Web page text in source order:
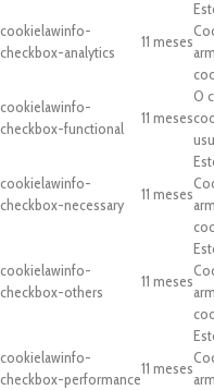
cookielawinfo-
checkbox-analytics
11 meses
cookielawinfo-
checkbox-functional
11 meses
O
cookielawinfo-
checkbox-necessary
11 meses
cookielawinfo-
checkbox-others
11 meses
cookielawinfo-
checkbox-performance
11 meses